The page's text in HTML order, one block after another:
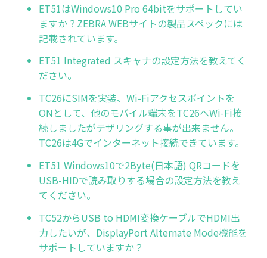
ET51はWindows10 Pro 64bitをサポートしてい
ますか？ZEBRA WEBサイトの製品スペックには
記載されています。
ET51 Integrated スキャナの設定方法を教えてく
ださい。
TC26にSIMを実装、Wi-Fiアクセスポイントを
ONとして、他のモバイル端末をTC26へWi-Fi接
続しましたがテザリングする事が出来ません。
TC26は4Gでインターネット接続できています。
ET51 Windows10で2Byte(日本語) QRコードを
USB-HIDで読み取りする場合の設定方法を教え
てください。
TC52からUSB to HDMI変換ケーブルでHDMI出
力したいが、DisplayPort Alternate Mode機能を
サポートしていますか？